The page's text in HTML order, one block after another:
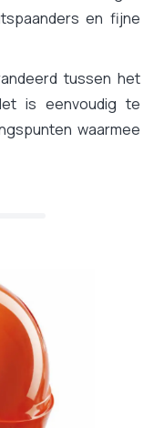
en fijne
tussen het
is eenvoudig te
waarmee